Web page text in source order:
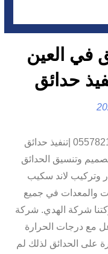
في العين
شركة تنسيق حدائق في العين |0557821580 |تنفيذ حدائق
وتنسيق الحدائق
وتركيب لاند سكيب
والمعدات في جميع
شركة الهدي. شركة
مع درجات الحرارة
على الحدائق لذلك لم